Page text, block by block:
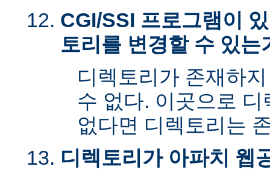
CGI/SSI 프로그램이
토리를 변경할 수 있는
디렉토리가 존재하
수 없다. 이곳으로
없다면 디렉토리는
디렉토리가 아파치 웹